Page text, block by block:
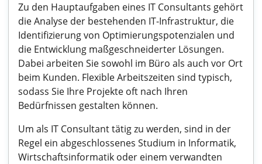
Zu den Hauptaufgaben eines IT Consultants gehört
die Analyse der bestehenden IT-Infrastruktur, die
Identifizierung von Optimierungspotenzialen und
die Entwicklung maßgeschneiderter Lösungen.
Dabei arbeiten Sie sowohl im Büro als auch vor Ort
beim Kunden. Flexible Arbeitszeiten sind typisch,
sodass Sie Ihre Projekte oft nach Ihren
Bedürfnissen gestalten können.
Um als IT Consultant tätig zu werden, sind in der
Regel ein abgeschlossenes Studium in Informatik,
Wirtschaftsinformatik oder einem verwandten